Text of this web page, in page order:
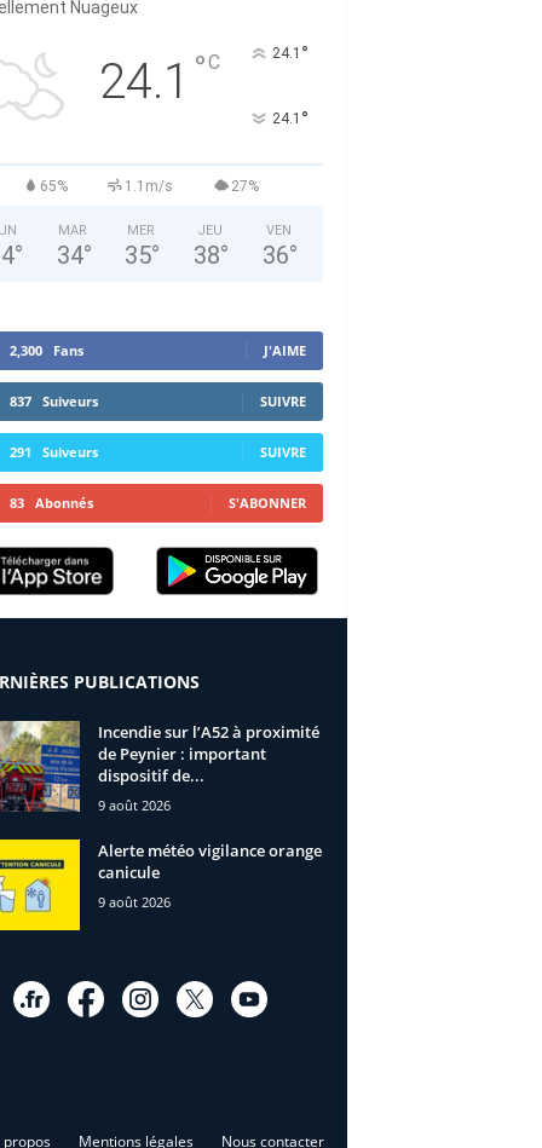
Nuageux
24.1 °C 24.1 °
24.1 °
65% 1.1m/s 27%
°
MAR
34°
MER
35°
JEU
38°
VEN
36°
2,300 Fans J'AIME
837 Suiveurs SUIVRE
291 Suiveurs SUIVRE
83 Abonnés S'ABONNER
PUBLICATIONS
Incendie sur l’A52 à proximité
de Peynier : important
dispositif de...
9 août 2026
Alerte météo vigilance orange
canicule
9 août 2026
propos Mentions légales Nous contacter